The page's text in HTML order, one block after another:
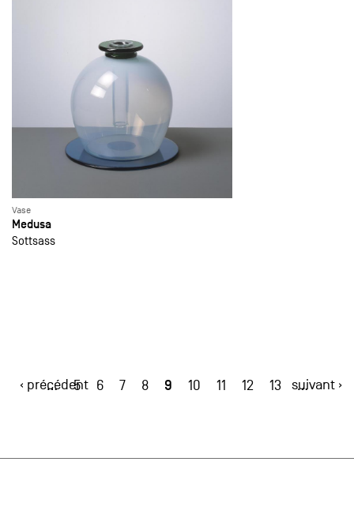
Vase
Medusa
Sottsass
‹ précédent
… 5 6 7 8 9 10 11 12 13 …
suivant ›